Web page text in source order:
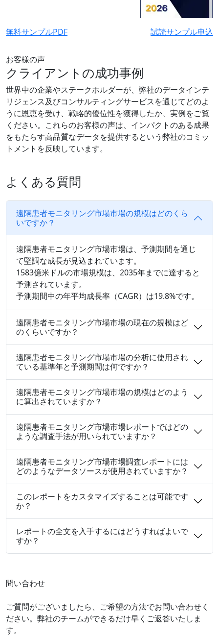
無料サンプルPDF 試読サンプル申込
お客様の声
クライアントの成功事例
世界中の企業やステークホルダーが、弊社のデータインテ
リジェンス及びコンサルティングサービスを通じてどのよ
うに恩恵を受け、戦略的優位性を獲得したか、実例をご覧
ください。これらのお客様の声は、インパクトのある成果
をもたらす高品質なデータを提供するという弊社のコミッ
トメントを反映しています。
よくある質問
遠隔患者モニタリング市場市場の規模はどのくら
いですか？
遠隔患者モニタリング市場市場は、予測期間を通じ
て堅調な成長が見込まれています。
1583億米ドルの市場規模は、2035年までに達すると
予測されています。
予測期間中の年平均成長率（CAGR）は19.8%です。
遠隔患者モニタリング市場市場の現在の規模はど
のくらいですか？
遠隔患者モニタリング市場市場の分析に使用され
ている基準年と予測期間は何ですか？
遠隔患者モニタリング市場市場の規模はどのよう
に算出されていますか？
遠隔患者モニタリング市場市場レポートではどの
ような調査手法が用いられていますか？
遠隔患者モニタリング市場市場調査レポートには
どのようなデータソースが使用されていますか？
このレポートをカスタマイズすることは可能です
か？
レポートの全文を入手するにはどうすればよいで
すか？
問い合わせ
ご質問がございましたら、ご希望の方法でお問い合わせく
ださい。弊社のチームができるだけ早くご返答いたしま
す。